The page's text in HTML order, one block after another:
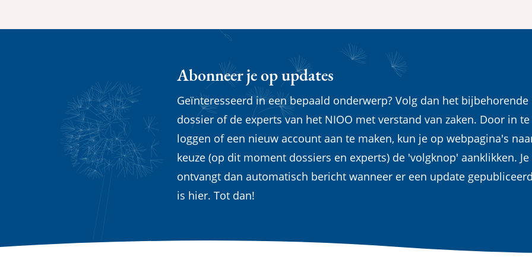
Abonneer je op updates
Geïnteresseerd in een bepaald onderwerp? Volg dan het bijbehorende
dossier of de experts van het NIOO met verstand van zaken. Door in te
loggen of een nieuw account aan te maken, kun je op webpagina's
keuze (op dit moment dossiers en experts) de 'volgknop' aanklikken. Je
ontvangt dan automatisch bericht wanneer er een update
is hier. Tot dan!